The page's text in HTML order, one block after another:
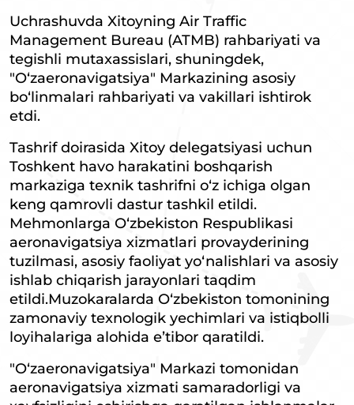
Uchrashuvda Xitoyning Air Traffic
Management Bureau (ATMB) rahbariyati va
tegishli mutaxassislari, shuningdek,
"O‘zaeronavigatsiya" Markazining asosiy
bo‘linmalari rahbariyati va vakillari ishtirok
etdi.
Tashrif doirasida Xitoy delegatsiyasi uchun
Toshkent havo harakatini boshqarish
markaziga texnik tashrifni o‘z ichiga olgan
keng qamrovli dastur tashkil etildi.
Mehmonlarga O‘zbekiston Respublikasi
aeronavigatsiya xizmatlari provayderining
tuzilmasi, asosiy faoliyat yo‘nalishlari va asosiy
ishlab chiqarish jarayonlari taqdim
etildi.Muzokaralarda O‘zbekiston tomonining
zamonaviy texnologik yechimlari va istiqbolli
loyihalariga alohida e’tibor qaratildi.
"O‘zaeronavigatsiya" Markazi tomonidan
aeronavigatsiya xizmati samaradorligi va